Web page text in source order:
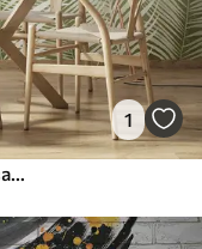
1